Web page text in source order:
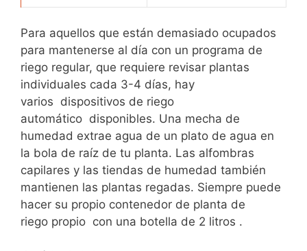
Para aquellos que están demasiado ocupados
para mantenerse al día con un programa de
riego regular, que requiere revisar plantas
individuales cada 3-4 días, hay
varios dispositivos de riego
automático disponibles. Una mecha de
humedad extrae agua de un plato de agua en
la bola de raíz de tu planta. Las alfombras
capilares y las tiendas de humedad también
mantienen las plantas regadas. Siempre puede
hacer su propio contenedor de planta de
riego propio con una botella de 2 litros .